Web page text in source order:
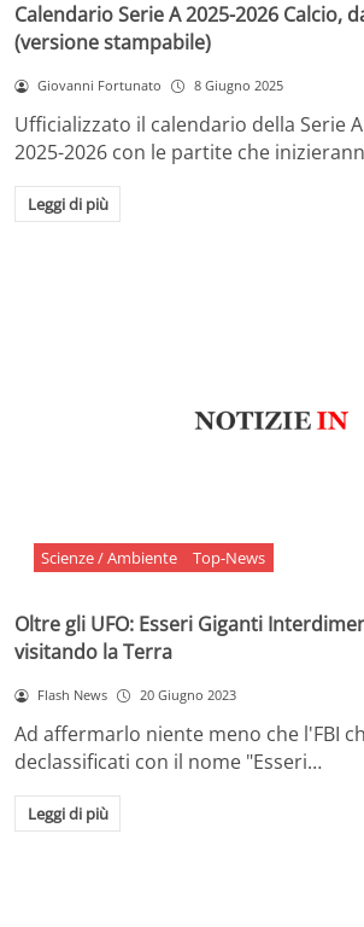
Calendario Serie A 2025-2026 Calcio,
(versione stampabile)
Giovanni Fortunato 8 Giugno 2025
Ufficializzato il calendario della Serie
2025-2026 con le partite che
Leggi di più
Scienze / Ambiente Top-News
Oltre gli UFO: Esseri Giganti
visitando la Terra
Flash News 20 Giugno 2023
Ad affermarlo niente meno che l'FBI
declassificati con il nome "Esseri…
Leggi di più